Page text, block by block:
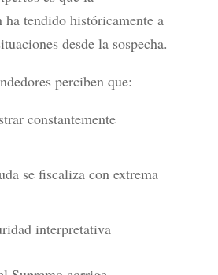
tendido históricamente a
desde la sospecha.
perciben que:
constantemente
se fiscaliza con extrema
interpretativa